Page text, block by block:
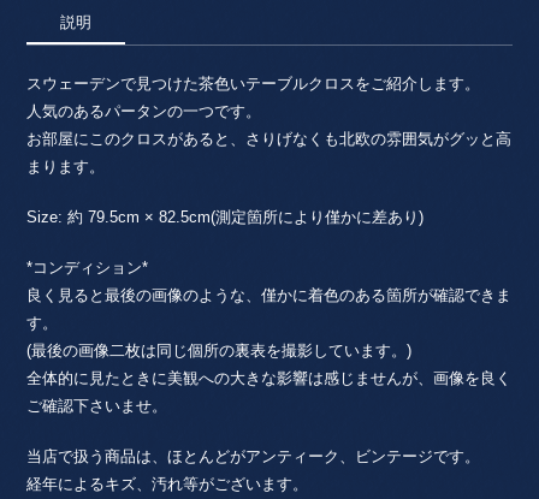
説明
スウェーデンで見つけた茶色いテーブルクロスをご紹介します。
人気のあるパータンの一つです。
お部屋にこのクロスがあると、さりげなくも北欧の雰囲気がグッと高
まります。
Size: 約 79.5cm × 82.5cm(測定箇所により僅かに差あり)
*コンディション*
良く見ると最後の画像のような、僅かに着色のある箇所が確認できま
す。
(最後の画像二枚は同じ個所の裏表を撮影しています。)
全体的に見たときに美観への大きな影響は感じませんが、画像を良く
ご確認下さいませ。
当店で扱う商品は、ほとんどがアンティーク、ビンテージです。
経年によるキズ、汚れ等がございます。